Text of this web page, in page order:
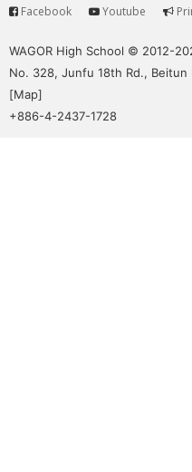
Service
Facebook Youtube
WAGOR High School © 2012-
No. 328, Junfu 18th Rd.,
[Map]
+886-4-2437-1728